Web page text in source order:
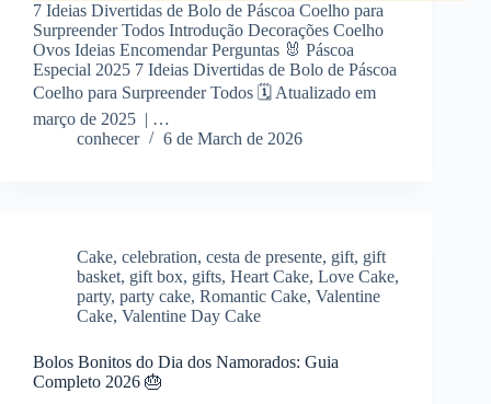
7 Ideias Divertidas de Bolo de Páscoa Coelho para
Surpreender Todos Introdução Decorações Coelho
Ovos Ideias Encomendar Perguntas 🐰 Páscoa
Especial 2025 7 Ideias Divertidas de Bolo de Páscoa
Coelho para Surpreender Todos 🗓️ Atualizado em
março de 2025 | …
conhecer
6 de March de 2026
Cake, celebration, cesta de presente, gift, gift
basket, gift box, gifts, Heart Cake, Love Cake,
party, party cake, Romantic Cake, Valentine
Cake, Valentine Day Cake
Bolos Bonitos do Dia dos Namorados: Guia
Completo 2026 🎂